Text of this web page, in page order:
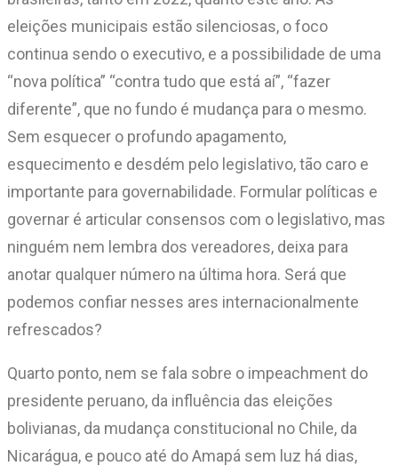
eleições municipais estão silenciosas, o foco
continua sendo o executivo, e a possibilidade de uma
“nova política” “contra tudo que está aí”, “fazer
diferente”, que no fundo é mudança para o mesmo.
Sem esquecer o profundo apagamento,
esquecimento e desdém pelo legislativo, tão caro e
importante para governabilidade. Formular políticas e
governar é articular consensos com o legislativo, mas
ninguém nem lembra dos vereadores, deixa para
anotar qualquer número na última hora. Será que
podemos confiar nesses ares internacionalmente
refrescados?
Quarto ponto, nem se fala sobre o impeachment do
presidente peruano, da influência das eleições
bolivianas, da mudança constitucional no Chile, da
Nicarágua, e pouco até do Amapá sem luz há dias,